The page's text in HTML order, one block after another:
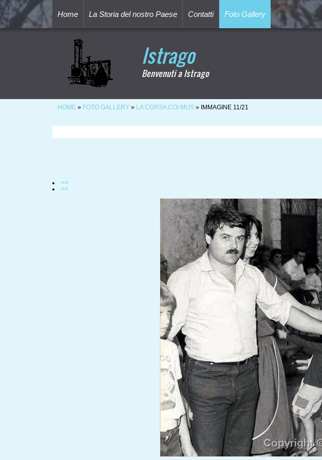
Istrago
Benvenuti a Istrago
Home La Storia del nostro Paese Contatti Foto Gallery
HOME » FOTO GALLERY » LA CORSA COI MUS » IMMAGINE 11/21
<<
>>